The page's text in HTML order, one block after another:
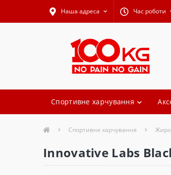
Наша адреса Час роботи
Спортивне харчування
Спортивне харчування
Innovative Labs